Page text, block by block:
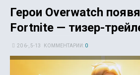
Герои Overwatch
Fortnite — тизер-
20 6-, 5-13 КОММЕНТАРИИ: 0